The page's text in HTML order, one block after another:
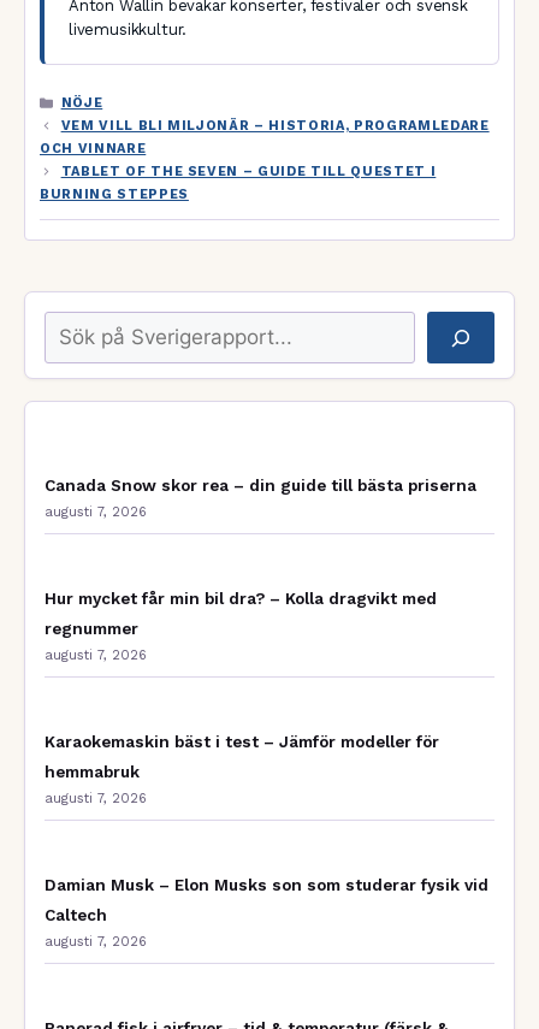
Anton Wallin bevakar konserter, festivaler och svensk
livemusikkultur.
KATEGORIER
NÖJE
VEM VILL BLI MILJONÄR – HISTORIA, PROGRAMLEDARE
OCH VINNARE
TABLET OF THE SEVEN – GUIDE TILL QUESTET I
BURNING STEPPES
Sök
Canada Snow skor rea – din guide till bästa priserna
augusti 7, 2026
Hur mycket får min bil dra? – Kolla dragvikt med
regnummer
augusti 7, 2026
Karaokemaskin bäst i test – Jämför modeller för
hemmabruk
augusti 7, 2026
Damian Musk – Elon Musks son som studerar fysik vid
Caltech
augusti 7, 2026